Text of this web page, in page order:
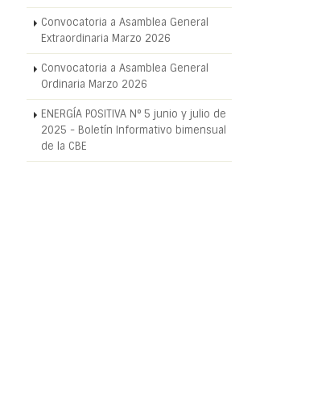
Convocatoria a Asamblea General
Extraordinaria Marzo 2026
Convocatoria a Asamblea General
Ordinaria Marzo 2026
ENERGÍA POSITIVA N° 5 junio y julio de
2025 - Boletín Informativo bimensual
de la CBE